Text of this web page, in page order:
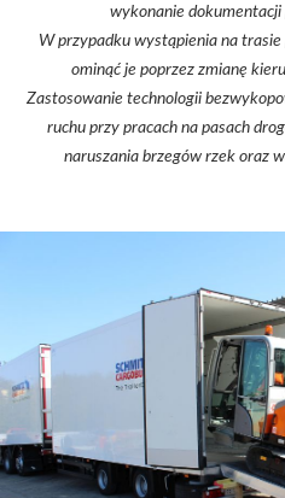
wykonanie
W przypadku wystąpienia na
ominąć je poprzez zmianę
Zastosowanie technologii
ruchu przy pracach na pasach
naruszania brzegów rzek oraz